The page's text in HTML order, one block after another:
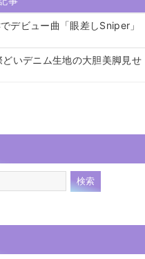
デビュー曲「眼差しSniper」
いデニム生地の大胆美脚見せ